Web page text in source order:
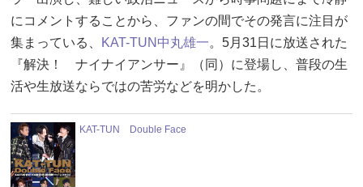
にコメントすることから、ファンの間でその発言に注目が
集まっている、
KAT-TUN 中丸雄一。5月31日に放送された
『解決！ ナイナイアンサー』（同）に登場し、普段の生
活や生放送ならではの苦労などを明かした。
KAT-TUN Double Face